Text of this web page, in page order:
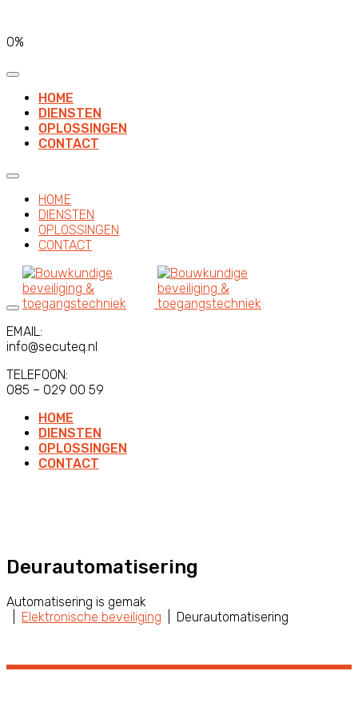
0%
HOME
DIENSTEN
OPLOSSINGEN
CONTACT
HOME
DIENSTEN
OPLOSSINGEN
CONTACT
EMAIL:
info@secuteq.nl
TELEFOON:
085 – 029 00 59
HOME
DIENSTEN
OPLOSSINGEN
CONTACT
Deurautomatisering
Automatisering is gemak
Elektronische beveiliging | Deurautomatisering